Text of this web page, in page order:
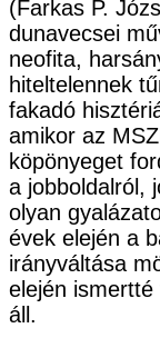
(Farkas P.
dunavecsei
neofita,
hiteltelennek
fakadó
amikor az
köpönyeget
a jobboldalról,
olyan
évek elején a
irányváltása
elején ismertté
áll.